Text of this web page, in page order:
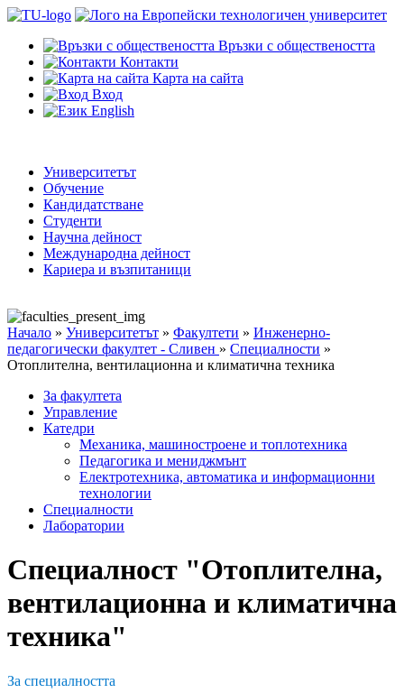
Връзки с обществеността
Контакти
Карта на сайта
Вход
English
Университетът
Обучение
Кандидатстване
Студенти
Научна дейност
Международна дейност
Кариера и възпитаници
Начало » Университетът » Факултети » Инженерно-
педагогически факултет - Сливен » Специалности »
Отоплителна, вентилационна и климатична техника
За факултета
Управление
Катедри
Механика, машиностроене и топлотехника
Педагогика и мениджмънт
Електротехника, автоматика и информационни
технологии
Специалности
Лаборатории
Специалност "Отоплителна,
вентилационна и климатична
техника"
За специалността